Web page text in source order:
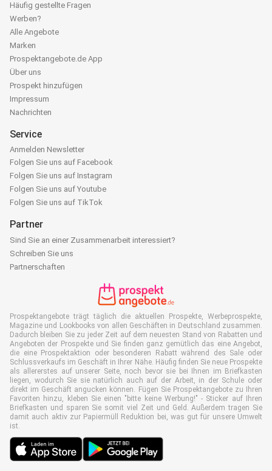
Häufig gestellte Fragen
Werben?
Alle Angebote
Marken
Prospektangebote.de App
Über uns
Prospekt hinzufügen
Impressum
Nachrichten
Service
Anmelden Newsletter
Folgen Sie uns auf Facebook
Folgen Sie uns auf Instagram
Folgen Sie uns auf Youtube
Folgen Sie uns auf TikTok
Partner
Sind Sie an einer Zusammenarbeit interessiert?
Schreiben Sie uns
Partnerschaften
Prospektangebote trägt täglich die aktuellen Prospekte, Werbeprospekte,
Magazine und Lookbooks von allen Geschäften in Deutschland zusammen.
Dadurch bleiben Sie zu jeder Zeit auf dem neuesten Stand von Rabatten und
Angeboten der Prospekte und Sie finden ganz gemütlich das eine Angebot,
die eine Prospektaktion oder besonderen Rabatt während des Sale oder
Schlussverkaufs im Geschäft in Ihrer Nähe. Häufig finden Sie neue Prospekte
als allererstes auf unserer Seite, noch bevor sie bei Ihnen im Briefkasten
liegen, wodurch Sie sie natürlich auch auf der Arbeit, in der Schule oder
direkt im Geschäft angucken können. Fügen Sie Prospektangebote zu Ihren
Favoriten hinzu, kleben Sie einen "bitte keine Werbung!" - Sticker auf Ihren
Briefkasten und sparen Sie somit viel Zeit und Geld. Außerdem tragen Sie
damit auch aktiv zur Papiermüll Reduktion bei, was gut für unsere Umwelt
ist.